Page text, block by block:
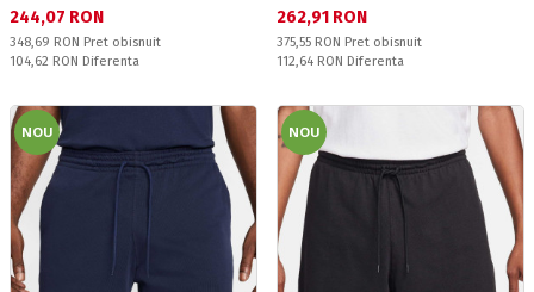
Текуща цена:
244,07 RON
Pret obisnuit:
348,69 RON Pret obisnuit
Спестявате:
104,62 RON Diferenta
Текуща цена:
262,91 RON
Pret obisnuit:
375,55 RON Pret obisnuit
Спестявате:
112,64 RON Diferenta
NOU NOU